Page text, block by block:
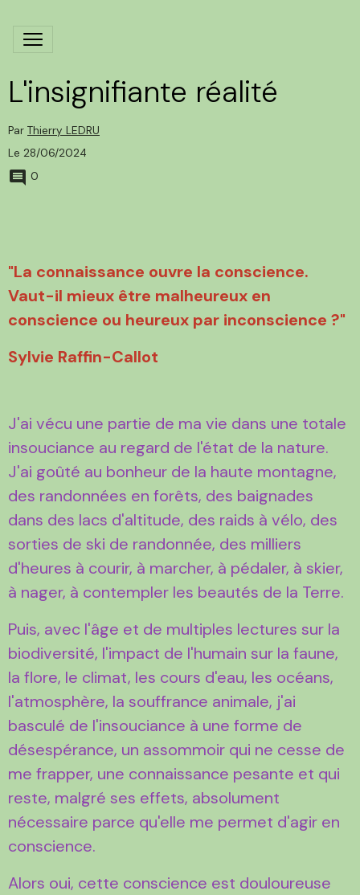
L'insignifiante réalité
Par Thierry LEDRU
Le 28/06/2024
0
"La connaissance ouvre la conscience.
Vaut-il mieux être malheureux en
conscience ou heureux par inconscience ?"
Sylvie Raffin-Callot
J'ai vécu une partie de ma vie dans une totale
insouciance au regard de l'état de la nature.
J'ai goûté au bonheur de la haute montagne,
des randonnées en forêts, des baignades
dans des lacs d'altitude, des raids à vélo, des
sorties de ski de randonnée, des milliers
d'heures à courir, à marcher, à pédaler, à skier,
à nager, à contempler les beautés de la Terre.
Puis, avec l'âge et de multiples lectures sur la
biodiversité, l'impact de l'humain sur la faune,
la flore, le climat, les cours d'eau, les océans,
l'atmosphère, la souffrance animale, j'ai
basculé de l'insouciance à une forme de
désespérance, un assommoir qui ne cesse de
me frapper, une connaissance pesante et qui
reste, malgré ses effets, absolument
nécessaire parce qu'elle me permet d'agir en
conscience.
Alors oui, cette conscience est douloureuse